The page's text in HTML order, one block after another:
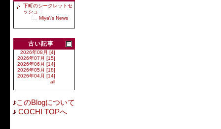
下町のシークレットセ
ッショ...
Miya\'s News
古い記事
2026年08月 [4]
2026年07月 [15]
2026年06月 [14]
2026年05月 [18]
2026年04月 [14]
all
このBlogについて
COCHI TOPへ